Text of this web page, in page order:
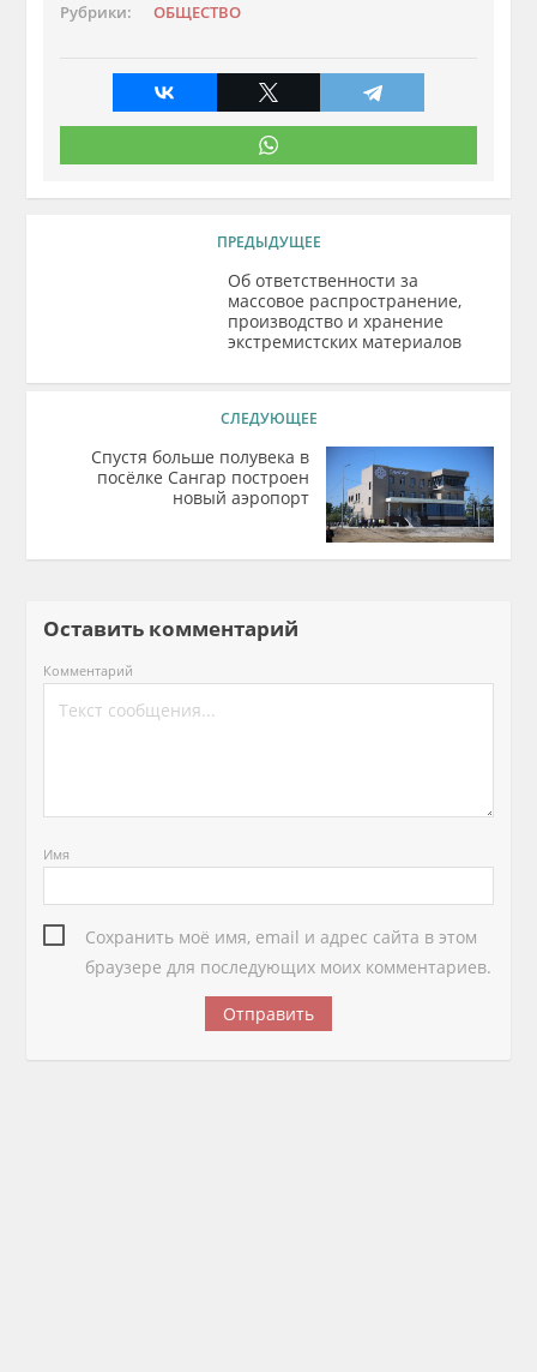
Рубрики: ОБЩЕСТВО
ПРЕДЫДУЩЕЕ
Об ответственности за
массовое распространение,
производство и хранение
экстремистских материалов
СЛЕДУЮЩЕЕ
Спустя больше полувека в
посёлке Сангар построен
новый аэропорт
Оставить комментарий
Комментарий
Имя
Сохранить моё имя, email и адрес сайта в этом
браузере для последующих моих комментариев.